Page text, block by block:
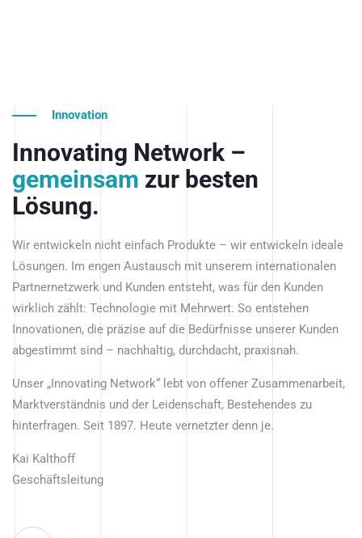
Innovation
Innovating Network –
gemeinsam zur besten
Lösung.
Wir entwickeln nicht einfach Produkte – wir entwickeln ideale
Lösungen. Im engen Austausch mit unserem internationalen
Partnernetzwerk und Kunden entsteht, was für den Kunden
wirklich zählt: Technologie mit Mehrwert. So entstehen
Innovationen, die präzise auf die Bedürfnisse unserer Kunden
abgestimmt sind – nachhaltig, durchdacht, praxisnah.
Unser „Innovating Network“ lebt von offener Zusammenarbeit,
Marktverständnis und der Leidenschaft, Bestehendes zu
hinterfragen. Seit 1897. Heute vernetzter denn je.
Kai Kalthoff
Geschäftsleitung